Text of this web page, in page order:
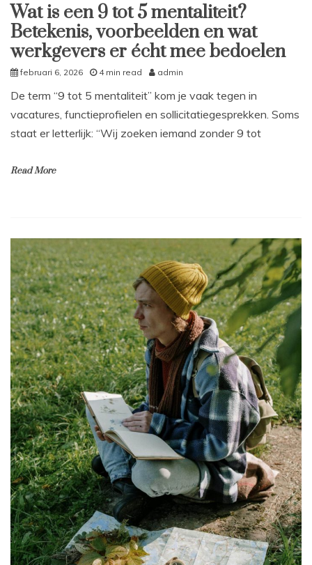
Wat is een 9 tot 5 mentaliteit?
Betekenis, voorbeelden en wat
werkgevers er écht mee bedoelen
februari 6, 2026 4 min read admin
De term “9 tot 5 mentaliteit” kom je vaak tegen in
vacatures, functieprofielen en sollicitatiegesprekken. Soms
staat er letterlijk: “Wij zoeken iemand zonder 9 tot
Read More